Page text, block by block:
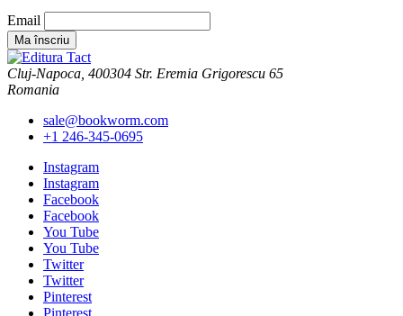
Email
Cluj-Napoca, 400304 Str. Eremia Grigorescu 65
Romania
sale@bookworm.com
+1 246-345-0695
Instagram
Instagram
Facebook
Facebook
You Tube
You Tube
Twitter
Twitter
Pinterest
Pinterest